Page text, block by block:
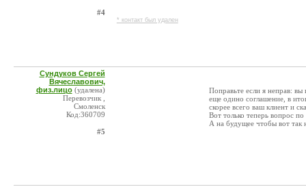
#4
* контакт был удален
Сундуков Сергей
Вячеславович,
физ.лицо (удалена)
Перевозчик ,
Смоленск
Код:360709
#5
Поправьте если я неправ: вы
еще одино соглашение, в
скорее всего ваш клиент и
Вот только теперь вопрос
А на будущее чтобы вот так